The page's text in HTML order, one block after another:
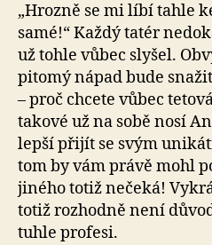
„Hrozně se mi líbí tahle
samé!“ Každý tatér
už tohle vůbec slyšel.
pitomý nápad bude
– proč chcete vůbec
takové už na sobě nosí
lepší přijít se svým
tom by vám právě mohl
jiného totiž nečeká!
totiž rozhodně není
tuhle profesi.